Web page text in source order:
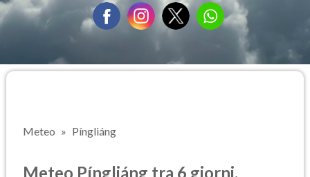
Meteo Píngliáng
Meteo Píngliáng tra 6 giorni.